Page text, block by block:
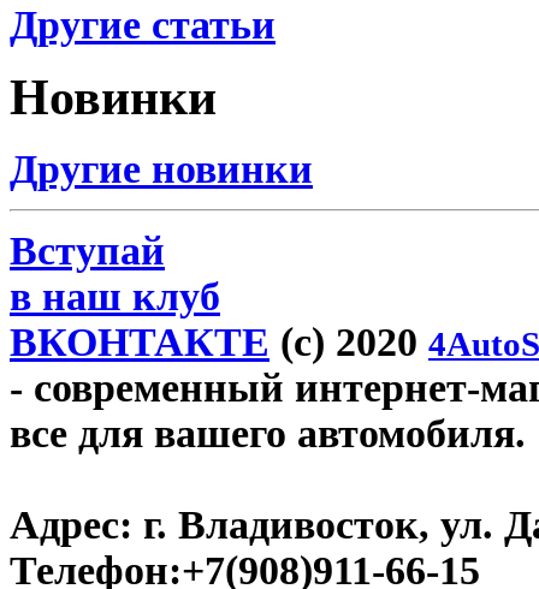
Другие статьи
Новинки
Другие новинки
Вступай
в наш клуб
ВКОНТАКТЕ (c) 2020
- современный интернет-
все для вашего автомобиля.
Адрес: г. Владивосток, ул.
Телефон:+7(908)911-66-15